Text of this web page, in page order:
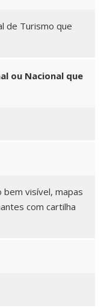
de Turismo que
ou Nacional que
bem visível, mapas
com cartilha